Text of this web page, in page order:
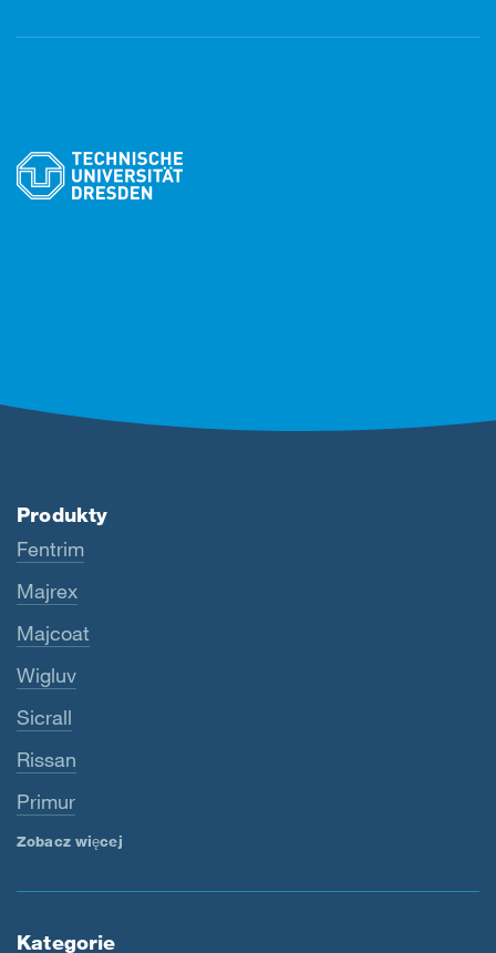
Produkty
Fentrim
Majrex
Majcoat
Wigluv
Sicrall
Rissan
Primur
Zobacz więcej
Kategorie